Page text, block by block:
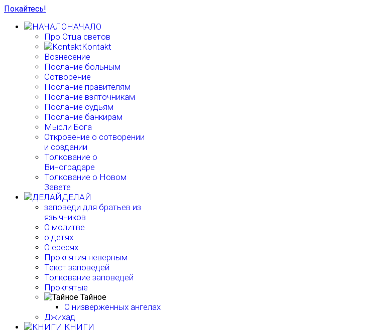
Покайтесь!
НАЧАЛО
Про Отца светов
Kontakt
Вознесение
Послание больным
Сотворение
Послание правителям
Послание взяточникам
Послание судьям
Послание банкирам
Мысли Бога
Откровение о сотворении
и создании
Толкование о
Виноградаре
Толкование о Новом
Завете
ДЕЛАЙ
заповеди для братьев из
язычников
О молитве
о детях
О ересях
Проклятия неверным
Текст заповедей
Толкование заповедей
Проклятые
Тайное
О низверженных ангелах
Джихад
КНИГИ